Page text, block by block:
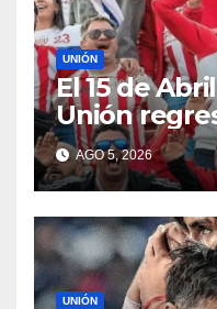
UNIÓN
El 15 de
Unión
cien días
AGO 5, 2026
UNIÓN